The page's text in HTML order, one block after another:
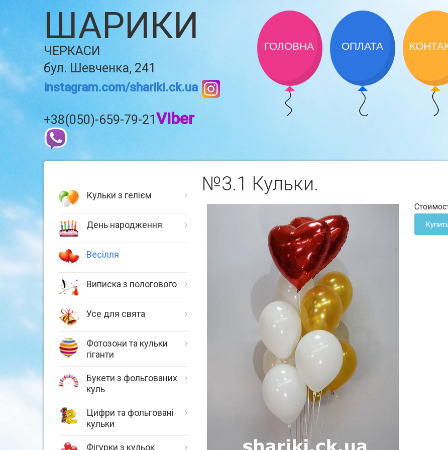
ШАРИКИ
ЧЕРКАСИ
бул. Шевченка, 241
instagram.com/shariki.ck.ua
+38(050)-659-79-21Viber
ГОЛОВНА ОПЛАТА
Кульки з гелієм
День народження
Весілля
Виписка з пологового
Усе для свята
Фотозони та кульки
гіганти
Букети з фольгованих
куль
Цифри та фольговані
кульки
Фігурки з кульок
№3.1 Кульки.